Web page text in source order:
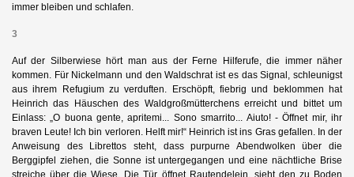
immer bleiben und schlafen.
3
Auf der Silberwiese hört man aus der Ferne Hilferufe, die immer näher
kommen. Für Nickelmann und den Waldschrat ist es das Signal, schleunigst
aus ihrem Refugium zu verduften. Erschöpft, fiebrig und beklommen hat
Heinrich das Häuschen des Waldgroßmütterchens erreicht und bittet um
Einlass: „O buona gente, apritemi... Sono smarrito... Aiuto! - Öffnet mir, ihr
braven Leute! Ich bin verloren. Helft mir!“ Heinrich ist ins Gras gefallen. In der
Anweisung des Librettos steht, dass purpurne Abendwolken über die
Berggipfel ziehen, die Sonne ist untergegangen und eine nächtliche Brise
streiche über die Wiese. Die Tür öffnet Rautendelein, sieht den zu Boden